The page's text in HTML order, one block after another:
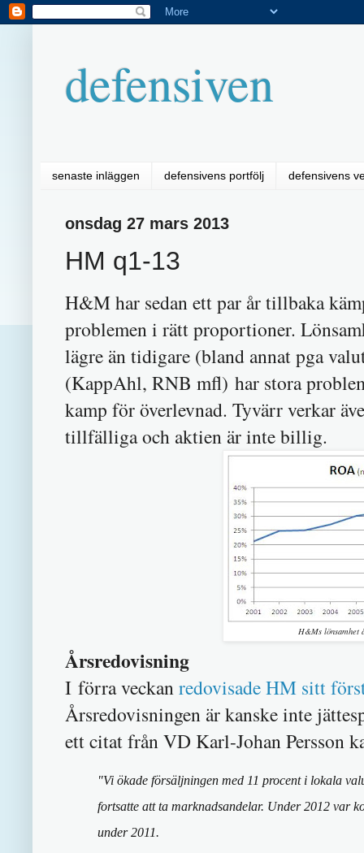
defensiven
senaste inläggen defensivens portfölj defensivens
onsdag 27 mars 2013
HM q1-13
H&M har sedan ett par år tillbaka
problemen i rätt proportioner.
lägre än tidigare (bland annat pga
(KappAhl, RNB mfl) har stora
kamp för överlevnad. Tyvärr verkar
tillfälliga och aktien är inte billig.
H&Ms lönsamhet
Årsredovisning
I förra veckanredovisade HM sitt
Årsredovisningen är kanske inte
ett citat från VD Karl-Johan Persson
"Vi ökade försäljningen med 11 procent i lokala
fortsatte att ta marknadsandelar. Under 2012 var
under 2011.